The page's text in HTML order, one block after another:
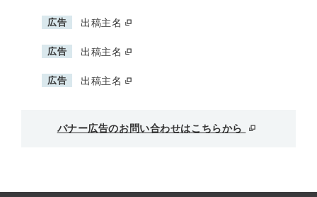
広告 出稿主名
広告 出稿主名
広告 出稿主名
バナー広告のお問い合わせはこちらから